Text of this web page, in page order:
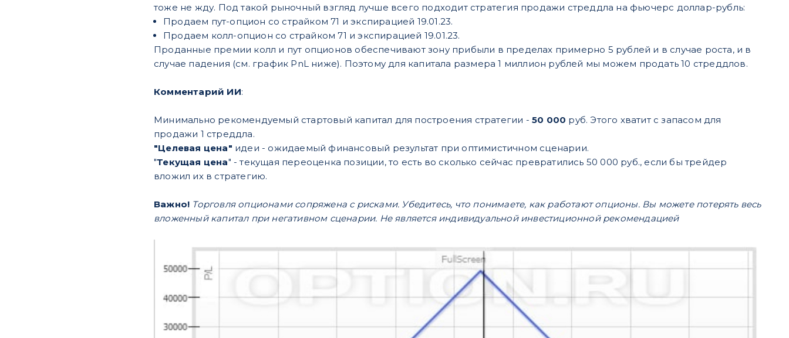
тоже не жду. Под такой рыночный взгляд лучше всего подходит стратегия продажи стреддла на фьючерс доллар-рубль:
Продаем пут-опцион со страйком 71 и экспирацией 19.01.23.
Продаем колл-опцион со страйком 71 и экспирацией 19.01.23.
Проданные премии колл и пут опционов обеспечивают зону прибыли в пределах примерно 5 рублей и в случае роста, и в
случае падения (см. график PnL ниже). Поэтому для капитала размера 1 миллион рублей мы можем продать 10 стреддлов.
Комментарий ИИ:
Минимально рекомендуемый стартовый капитал для построения стратегии - 50 000 руб. Этого хватит с запасом для
продажи 1 стреддла.
"Целевая цена" идеи - ожидаемый финансовый результат при оптимистичном сценарии.
"Текущая цена" - текущая переоценка позиции, то есть во сколько сейчас превратились 50 000 руб., если бы трейдер
вложил их в стратегию.
Важно! Торговля опционами сопряжена с рисками. Убедитесь, что понимаете, как работают опционы. Вы можете потерять весь
вложенный капитал при негативном сценарии. Не является индивидуальной инвестиционной рекомендацией